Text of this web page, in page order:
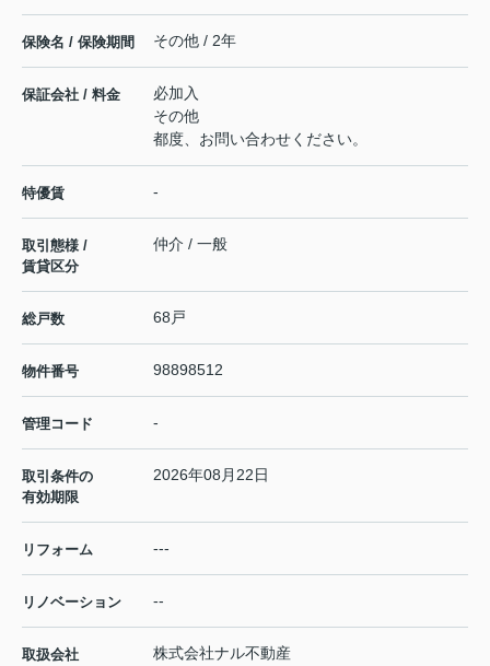
保険名 / 保険期間 その他 / 2年
保証会社 / 料金
必加入
その他
都度、お問い合わせください。
特優賃 -
取引態様 /
賃貸区分
仲介 / 一般
総戸数 68戸
物件番号 98898512
管理コード -
取引条件の
有効期限
2026年08月22日
リフォーム ---
リノベーション --
取扱会社
株式会社ナル不動産